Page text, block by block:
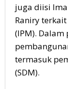
juga diisi
Raniry
(IPM). Dalam
termasuk
(SDM).